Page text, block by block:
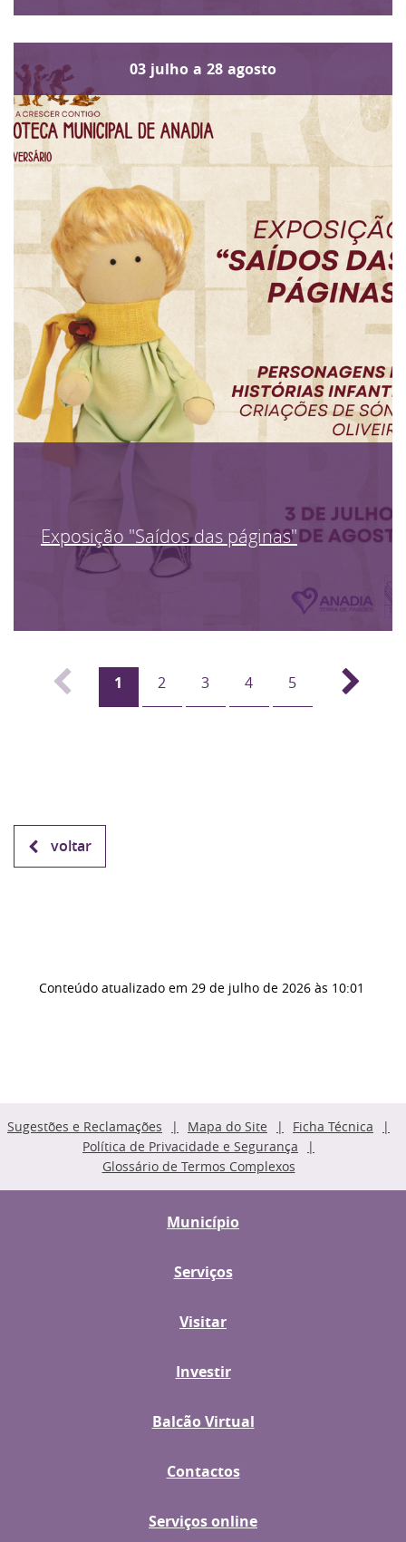
03 julho a 28 agosto
Exposição "Saídos das páginas"
1 2 3 4 5
voltar
Conteúdo atualizado em 29 de julho de 2026 às 10:01
Sugestões e Reclamações Mapa do Site
Ficha Técnica
Política de Privacidade e Segurança
Glossário de Termos Complexos
Município
Serviços
Visitar
Investir
Balcão Virtual
Contactos
Serviços online